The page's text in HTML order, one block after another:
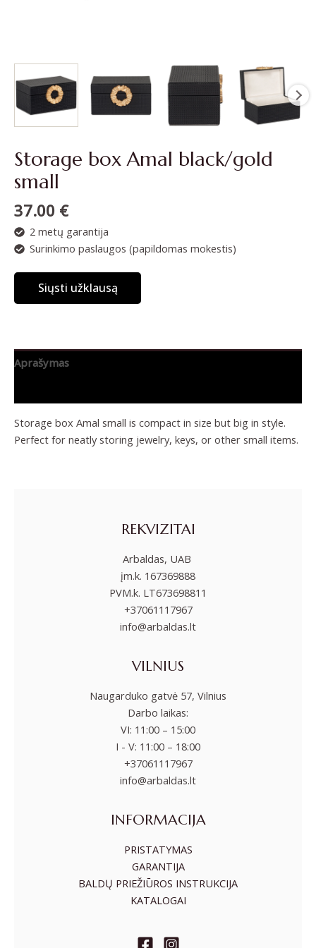
Storage box Amal black/gold
small
37.00 €
2 metų garantija
Surinkimo paslaugos (papildomas mokestis)
Siųsti užklausą
Aprašymas
Storage box Amal small is compact in size but big in style.
Perfect for neatly storing jewelry, keys, or other small items.
REKVIZITAI
Arbaldas, UAB
įm.k. 167369888
PVM.k. LT673698811
+37061117967
info@arbaldas.lt
VILNIUS
Naugarduko gatvė 57, Vilnius
Darbo laikas:
VI: 11:00 – 15:00
I - V: 11:00 – 18:00
+37061117967
info@arbaldas.lt
INFORMACIJA
PRISTATYMAS
GARANTIJA
BALDŲ PRIEŽIŪROS INSTRUKCIJA
KATALOGAI